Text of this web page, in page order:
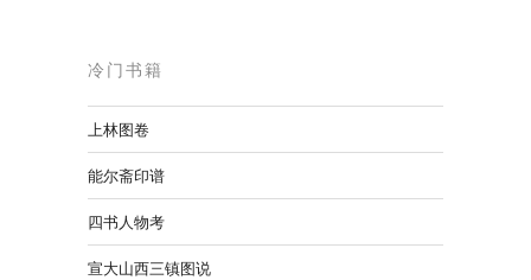
冷门书籍
上林图卷
能尔斋印谱
四书人物考
宣大山西三镇图说